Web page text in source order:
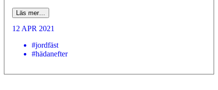
Läs mer…
12 APR 2021
#jordfäst
#hädanefter